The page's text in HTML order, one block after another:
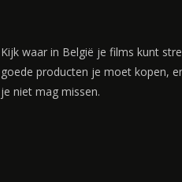
Kijk waar in België je films kunt
goede producten je moet kopen,
je niet mag missen.